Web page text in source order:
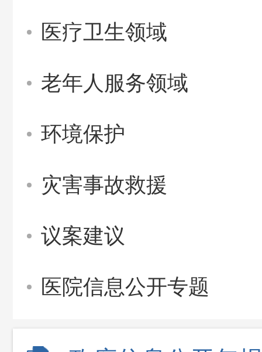
医疗卫生领域
老年人服务领域
环境保护
灾害事故救援
议案建议
医院信息公开专题